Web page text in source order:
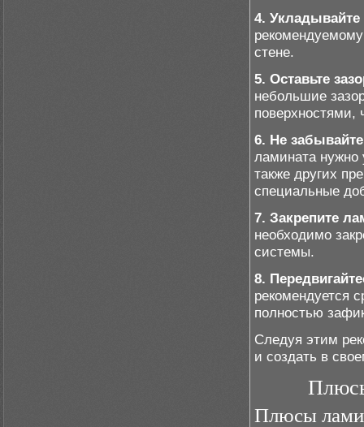
4.
стене.
5. Оставьте
небольшие
поверхностями,
6. Не
ламината нужно
также других
специальные
7. Закрепите
необходимо
системы.
8.
рекомендуется
полностью
Следуя этим
и создать в
Плюсы